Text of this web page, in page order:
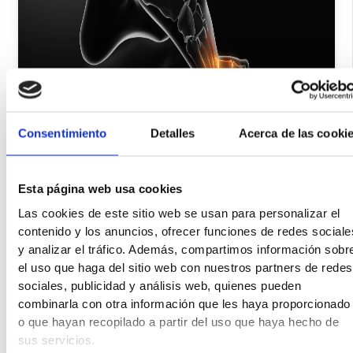
Consentimiento Detalles Acerca de las
Esta página web usa cookies
Las cookies de este sitio web se usan para personalizar el
contenido y los anuncios, ofrecer funciones de redes
y analizar el tráfico. Además, compartimos información
el uso que haga del sitio web con nuestros partners de redes
sociales, publicidad y análisis web, quienes pueden
combinarla con otra información que les haya proporcionado
o que hayan recopilado a partir del uso que haya hecho de
sus servicios.
Síntomas: ¿cómo reconocer una
congestión calcánea?
El dolor de la congestión calcánea tiene un patrón clínico
característico que permite diferenciarlo de la fascitis plantar y
del espolón sintomático. Suele instalarse de forma
progresiva, sin un golpe único, y empeora con el uso
prolongado del pie. La mayoría de los pacientes consultan